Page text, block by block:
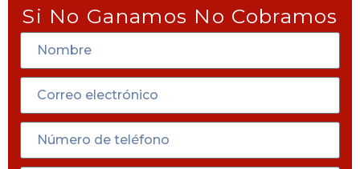
Si No Ganamos No Cobramos